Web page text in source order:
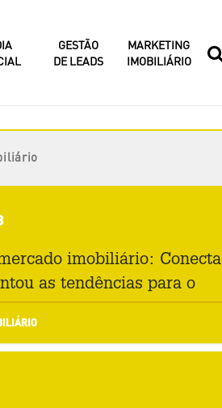
GESTÃO
DE LEADS
MARKETING
IMOBILIÁRIO
imobiliário: Conecta
as tendências para o